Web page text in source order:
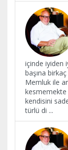
içinde iyiden
başına
Memluk ile
kesmemekte
kendisini
türlü di ...